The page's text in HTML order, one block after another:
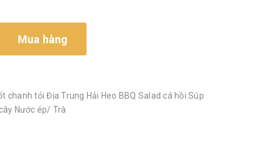
Mua hàng
chanh tỏi Địa Trung Hải Heo BBQ Salad cá hồi Súp
Nước ép/ Trà